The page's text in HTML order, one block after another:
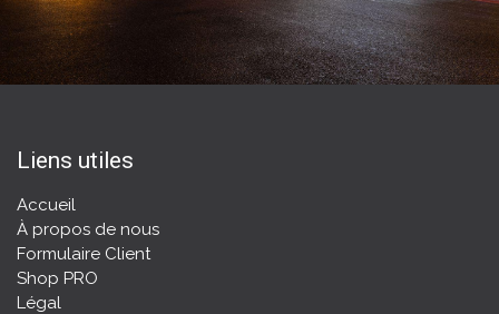
Liens utiles
Accueil
À propos de nous
Formulaire Client
Shop PRO
Légal